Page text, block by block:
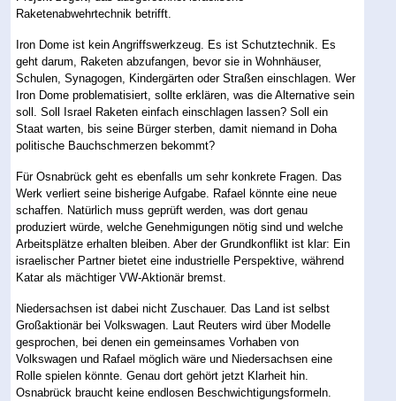
Raketenabwehrtechnik betrifft.
Iron Dome ist kein Angriffswerkzeug. Es ist Schutztechnik. Es
geht darum, Raketen abzufangen, bevor sie in Wohnhäuser,
Schulen, Synagogen, Kindergärten oder Straßen einschlagen. Wer
Iron Dome problematisiert, sollte erklären, was die Alternative sein
soll. Soll Israel Raketen einfach einschlagen lassen? Soll ein
Staat warten, bis seine Bürger sterben, damit niemand in Doha
politische Bauchschmerzen bekommt?
Für Osnabrück geht es ebenfalls um sehr konkrete Fragen. Das
Werk verliert seine bisherige Aufgabe. Rafael könnte eine neue
schaffen. Natürlich muss geprüft werden, was dort genau
produziert würde, welche Genehmigungen nötig sind und welche
Arbeitsplätze erhalten bleiben. Aber der Grundkonflikt ist klar: Ein
israelischer Partner bietet eine industrielle Perspektive, während
Katar als mächtiger VW-Aktionär bremst.
Niedersachsen ist dabei nicht Zuschauer. Das Land ist selbst
Großaktionär bei Volkswagen. Laut Reuters wird über Modelle
gesprochen, bei denen ein gemeinsames Vorhaben von
Volkswagen und Rafael möglich wäre und Niedersachsen eine
Rolle spielen könnte. Genau dort gehört jetzt Klarheit hin.
Osnabrück braucht keine endlosen Beschwichtigungsformeln.